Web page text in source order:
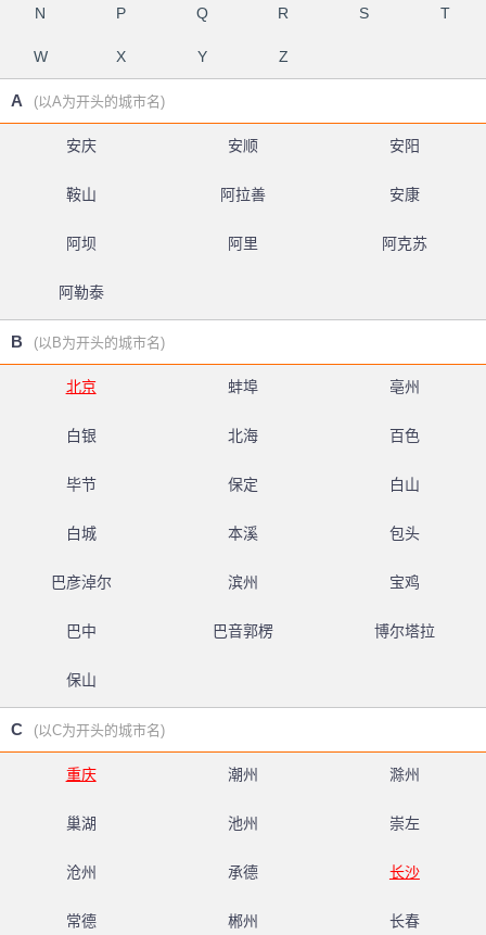
N P Q R S T
W X Y Z
A (以A为开头的城市名)
安庆 安顺 安阳
鞍山 阿拉善 安康
阿坝 阿里 阿克苏
阿勒泰
B (以B为开头的城市名)
北京 蚌埠 亳州
白银 北海 百色
毕节 保定 白山
白城 本溪 包头
巴彦淖尔 滨州 宝鸡
巴中 巴音郭楞 博尔塔拉
保山
C (以C为开头的城市名)
重庆 潮州 滁州
巢湖 池州 崇左
沧州 承德 长沙
常德 郴州 长春